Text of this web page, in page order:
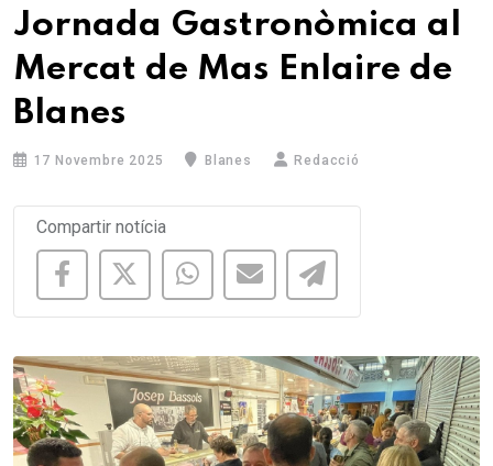
Jornada Gastronòmica al
Mercat de Mas Enlaire de
Blanes
17 Novembre 2025 Blanes Redacció
Compartir notícia